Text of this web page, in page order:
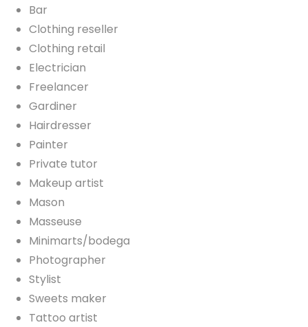
Bar
Clothing reseller
Clothing retail
Electrician
Freelancer
Gardiner
Hairdresser
Painter
Private tutor
Makeup artist
Mason
Masseuse
Minimarts/bodega
Photographer
Stylist
Sweets maker
Tattoo artist